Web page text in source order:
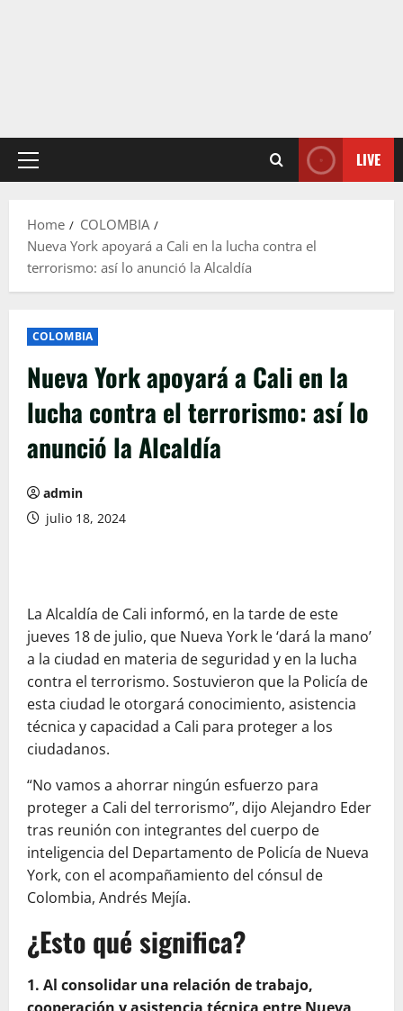
Primary
LIVE
Home
COLOMBIA
Nueva York apoyará a Cali en la lucha contra el
terrorismo: así lo anunció la Alcaldía
COLOMBIA
Nueva York apoyará a Cali en la
lucha contra el terrorismo: así lo
anunció la Alcaldía
admin
julio 18, 2024
La Alcaldía de Cali informó, en la tarde de este
jueves 18 de julio, que Nueva York le ‘dará la mano’
a la ciudad en materia de seguridad y en la lucha
contra el terrorismo. Sostuvieron que la Policía de
esta ciudad le otorgará conocimiento, asistencia
técnica y capacidad a Cali para proteger a los
ciudadanos.
“No vamos a ahorrar ningún esfuerzo para
proteger a Cali del terrorismo”, dijo Alejandro Eder
tras reunión con integrantes del cuerpo de
inteligencia del Departamento de Policía de Nueva
York, con el acompañamiento del cónsul de
Colombia, Andrés Mejía.
¿Esto qué significa?
1. Al consolidar una relación de trabajo,